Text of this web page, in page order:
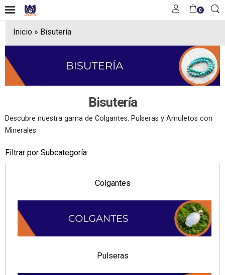
0
Inicio » Bisutería
Bisutería
Descubre nuestra gama de Colgantes, Pulseras y Amuletos con
Minerales
Filtrar por Subcategoría:
Colgantes
Pulseras